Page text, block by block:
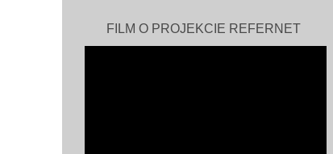
FILM O PROJEKCIE REFERNET